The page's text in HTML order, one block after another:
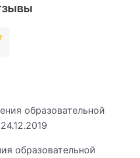
образовательной